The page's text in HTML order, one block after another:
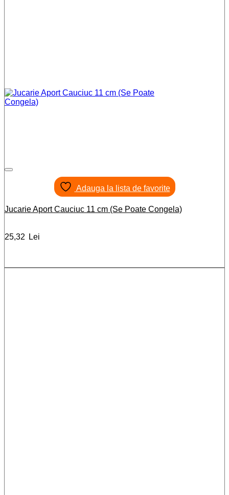
Adauga la lista de favorite
Jucarie Aport Cauciuc 11 cm (Se Poate Congela)
25,32 Lei